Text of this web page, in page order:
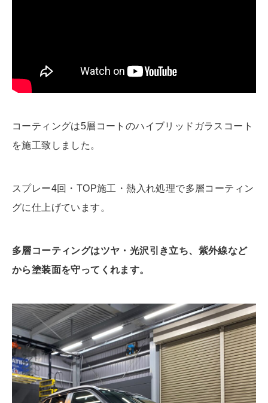
コーティングは5層コートのハイブリッドガラスコート
を施工致しました。
スプレー4回・TOP施工・熱入れ処理で多層コーティン
グに仕上げています。
多層コーティングはツヤ・光沢引き立ち、紫外線など
から塗装面を守ってくれます。